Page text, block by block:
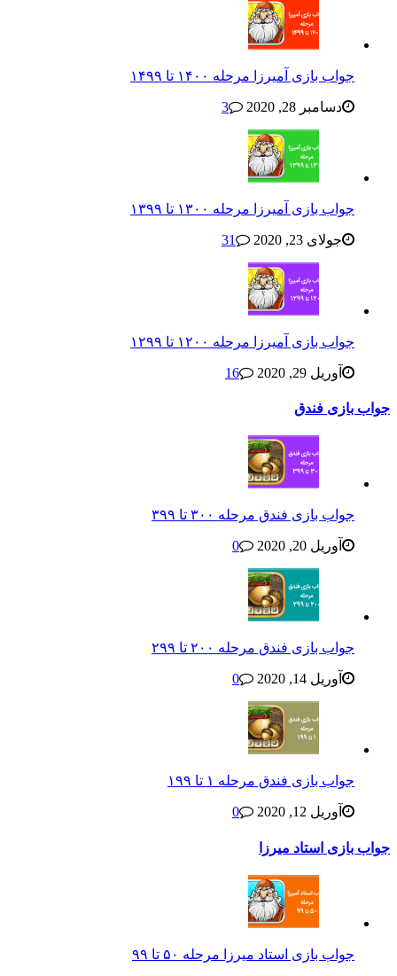
جواب بازی آمیرزا مرحله ۱۴۰۰ تا ۱۴۹۹
دسامبر 28, 2020 3
جواب بازی آمیرزا مرحله ۱۳۰۰ تا ۱۳۹۹
جولای 23, 2020 31
جواب بازی آمیرزا مرحله ۱۲۰۰ تا ۱۲۹۹
آوریل 29, 2020 16
جواب بازی فندق
جواب بازی فندق مرحله ۳۰۰ تا ۳۹۹
آوریل 20, 2020 0
جواب بازی فندق مرحله ۲۰۰ تا ۲۹۹
آوریل 14, 2020 0
جواب بازی فندق مرحله ۱ تا ۱۹۹
آوریل 12, 2020 0
جواب بازی استاد میرزا
جواب بازی استاد میرزا مرحله ۵۰ تا ۹۹